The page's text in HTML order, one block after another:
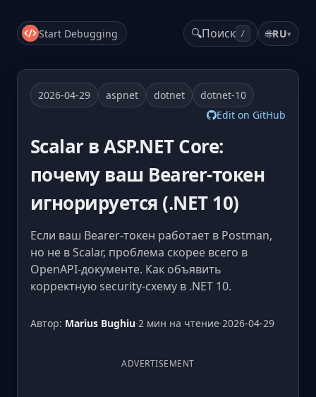
Start Debugging 🔍Поиск / 🌐RU▾
2026-04-29 aspnet dotnet
dotnet-10
Edit on GitHub
Scalar в ASP.NET Core:
почему ваш Bearer-токен
игнорируется (.NET 10)
Если ваш Bearer-токен работает в Postman,
но не в Scalar, проблема скорее всего в
OpenAPI-документе. Как объявить
корректную security-схему в .NET 10.
Автор: Marius Bughiu·2 мин на чтение·2026-04-29
ADVERTISEMENT